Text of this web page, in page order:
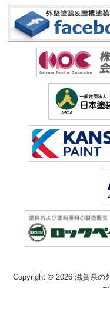
Copyright © 2026 滋賀県の